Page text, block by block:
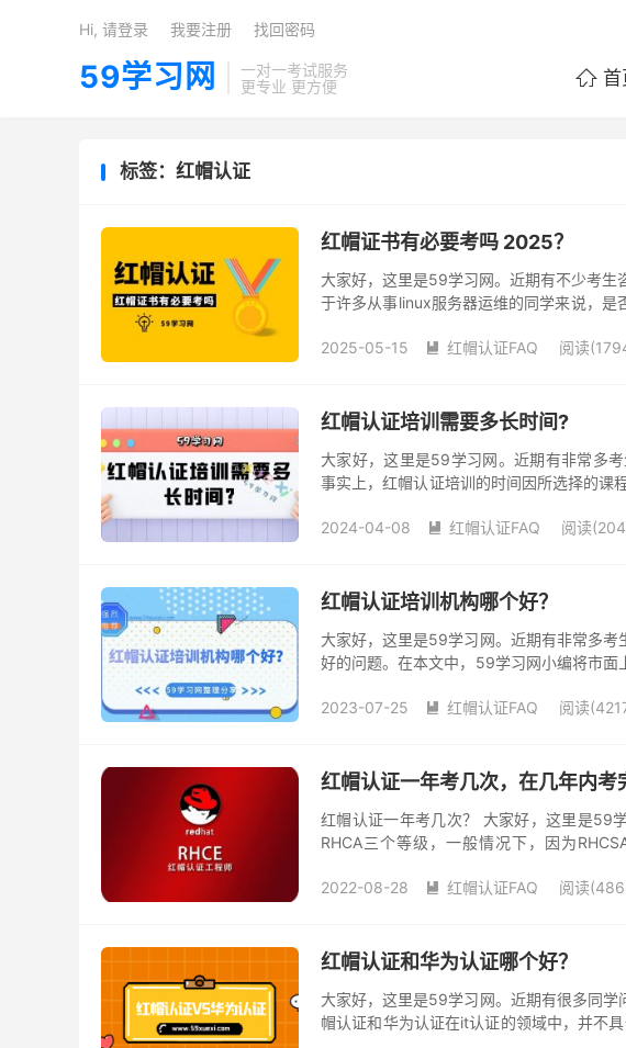
59学习网
一对一考试服务
更专业 更方便
 首
Hi, 请登录 我要注册 找回密码
标签：红帽认证
红帽证书有必要考吗 2025？
大家好，这里是59学习网。近期有不少考生
于许多从事linux服务器运维的同学来说，是
2025-05-15  红帽认证FAQ 阅读
红帽认证培训需要多长时间?
大家好，这里是59学习网。近期有非常多考
事实上，红帽认证培训的时间因所选择的课
2024-04-08  红帽认证FAQ 阅读
红帽认证培训机构哪个好？
大家好，这里是59学习网。近期有非常多
好的问题。在本文中，59学习网小编将市面
2023-07-25  红帽认证FAQ 阅读
红帽认证一年考几次，在几年内考
红帽认证一年考几次？ 大家好，这里是59
RHCA三个等级，一般情况下，因为
2022-08-28  红帽认证FAQ 阅读
红帽认证和华为认证哪个好？
大家好，这里是59学习网。近期有很多同
帽认证和华为认证在it认证的领域中，并不